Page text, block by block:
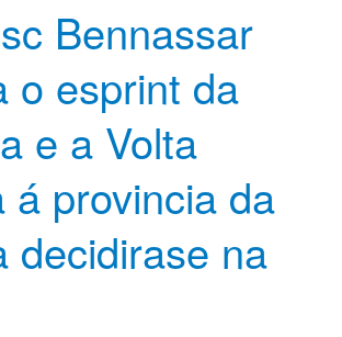
Bennassar
o esprint da
e a Volta
á provincia da
decidirase na